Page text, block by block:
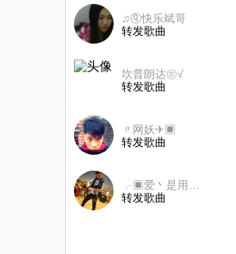
♫ⓠ快乐斌哥
转发歌曲
坎普朗达㊧√
转发歌曲
〃网妖✈▣
转发歌曲
转发歌曲